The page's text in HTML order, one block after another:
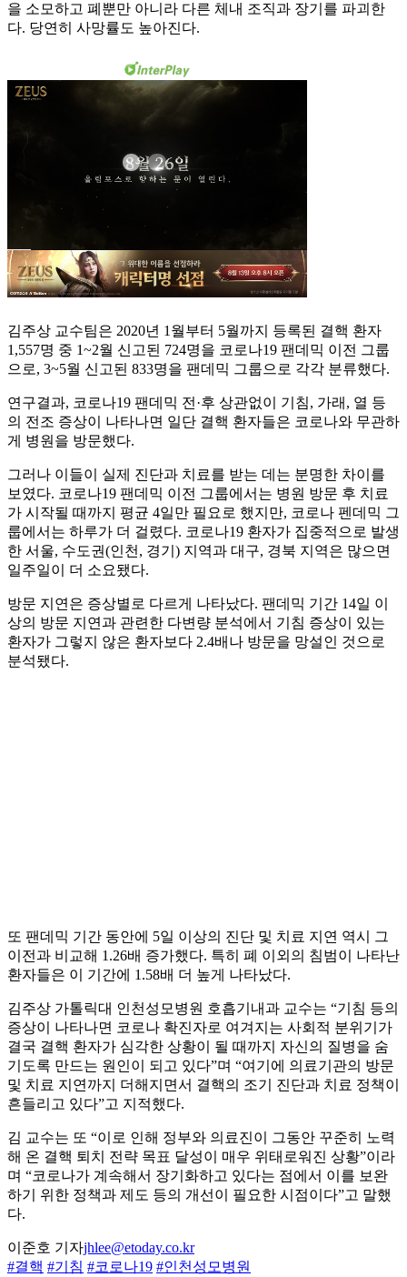
을 소모하고 폐뿐만 아니라 다른 체내 조직과 장기를 파괴한
다. 당연히 사망률도 높아진다.
김주상 교수팀은 2020년 1월부터 5월까지 등록된 결핵 환자
1,557명 중 1~2월 신고된 724명을 코로나19 팬데믹 이전 그룹
으로, 3~5월 신고된 833명을 팬데믹 그룹으로 각각 분류했다.
연구결과, 코로나19 팬데믹 전·후 상관없이 기침, 가래, 열 등
의 전조 증상이 나타나면 일단 결핵 환자들은 코로나와 무관하
게 병원을 방문했다.
그러나 이들이 실제 진단과 치료를 받는 데는 분명한 차이를
보였다. 코로나19 팬데믹 이전 그룹에서는 병원 방문 후 치료
가 시작될 때까지 평균 4일만 필요로 했지만, 코로나 펜데믹 그
룹에서는 하루가 더 걸렸다. 코로나19 환자가 집중적으로 발생
한 서울, 수도권(인천, 경기) 지역과 대구, 경북 지역은 많으면
일주일이 더 소요됐다.
방문 지연은 증상별로 다르게 나타났다. 팬데믹 기간 14일 이
상의 방문 지연과 관련한 다변량 분석에서 기침 증상이 있는
환자가 그렇지 않은 환자보다 2.4배나 방문을 망설인 것으로
분석됐다.
또 팬데믹 기간 동안에 5일 이상의 진단 및 치료 지연 역시 그
이전과 비교해 1.26배 증가했다. 특히 폐 이외의 침범이 나타난
환자들은 이 기간에 1.58배 더 높게 나타났다.
김주상 가톨릭대 인천성모병원 호흡기내과 교수는 “기침 등의
증상이 나타나면 코로나 확진자로 여겨지는 사회적 분위기가
결국 결핵 환자가 심각한 상황이 될 때까지 자신의 질병을 숨
기도록 만드는 원인이 되고 있다”며 “여기에 의료기관의 방문
및 치료 지연까지 더해지면서 결핵의 조기 진단과 치료 정책이
흔들리고 있다”고 지적했다.
김 교수는 또 “이로 인해 정부와 의료진이 그동안 꾸준히 노력
해 온 결핵 퇴치 전략 목표 달성이 매우 위태로워진 상황”이라
며 “코로나가 계속해서 장기화하고 있다는 점에서 이를 보완
하기 위한 정책과 제도 등의 개선이 필요한 시점이다”고 말했
다.
이준호 기자jhlee@etoday.co.kr
#결핵 #기침 #코로나19 #인천성모병원